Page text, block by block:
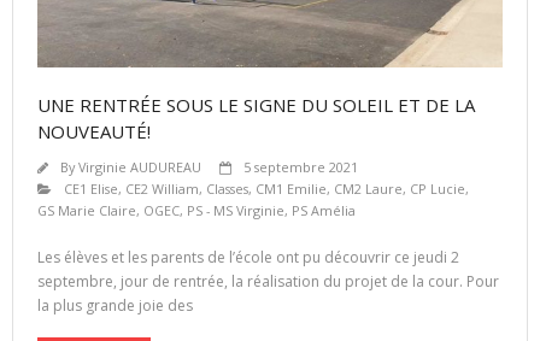
UNE RENTRÉE SOUS LE SIGNE DU SOLEIL ET DE LA
NOUVEAUTÉ!
ByVirginie AUDUREAU
5 septembre 2021
CE1 Elise, CE2 William, Classes, CM1 Emilie, CM2 Laure, CP Lucie,
GS Marie Claire, OGEC, PS - MS Virginie, PS Amélia
Les élèves et les parents de l’école ont pu découvrir ce jeudi 2
septembre, jour de rentrée, la réalisation du projet de la cour. Pour
la plus grande joie des